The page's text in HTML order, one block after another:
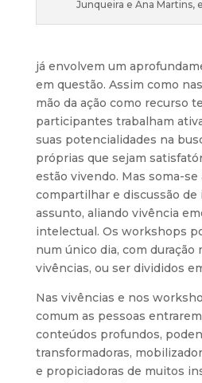
Junqueira e Ana Martins,
já envolvem um
em questão. Assim como
mão da ação como recurso
participantes trabalham
suas potencialidades na
próprias que sejam
estão vivendo. Mas soma-se
compartilhar e discussão
assunto, aliando vivência
intelectual. Os workshops
num único dia, com duração
vivências, ou ser divididos
Nas vivências e nos
comum as pessoas
conteúdos profundos,
transformadoras,
e propiciadoras de muitos